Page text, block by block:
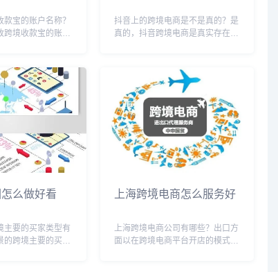
宝的账户名称？
跨境收款宝的账户
支付做了优化，而
货币结算，注册后
...
抖音上的跨境电商是不是真的？是
真的，抖音跨境电商是真实存在
要轻易的去尝试跨境电商，虽然说
抖音平台有很多的流量，但可以等
成熟一些再去加入。早在...
么做好看
主要的买家类型有
的跨境主要的买家
上海跨境电商怎么服务好
上海跨境电商公司有哪些？出口方
面以在跨境电商平台开店的模式，